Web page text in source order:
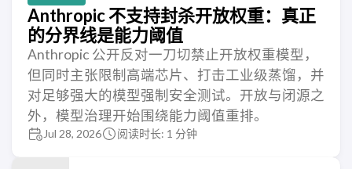
Anthropic 不支持封杀开放权重：真正
的分界线是能力阈值
Anthropic 公开反对一刀切禁止开放权重模型，
但同时主张限制高端芯片、打击工业级蒸馏，并
对足够强大的模型强制安全测试。开放与闭源之
外，模型治理开始围绕能力阈值重排。
Jul 28, 2026 阅读时长: 1 分钟